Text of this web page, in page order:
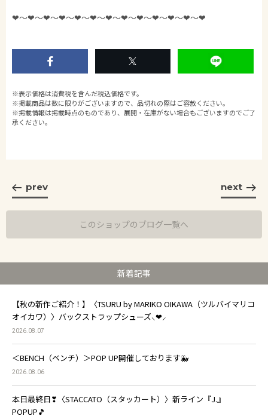
❤︎〜❤︎〜❤︎〜❤︎〜❤︎〜❤︎〜❤︎〜❤︎〜❤︎〜❤︎〜❤︎〜❤︎〜❤︎
※表示価格は消費税を含んだ税込価格です。
※掲載商品は数に限りがございますので、品切れの際はご容赦ください。
※掲載情報は掲載時点のものであり、展開・在庫がない場合もございますのでご了
承ください。
prev next
このショップのブログ一覧へ
新着記事
【秋の新作ご紹介！】〈TSURU by MARIKO OIKAWA（ツルバイマリコ
オイカワ）〉バックストラップシューズ⸜❤︎⸝
2026.08.07
＜BENCH（ベンチ）＞POP UP開催しております🐳
2026.08.06
本日最終日❣〈STACCATO（スタッカート）〉新ライン『J.』
POPUP🎵